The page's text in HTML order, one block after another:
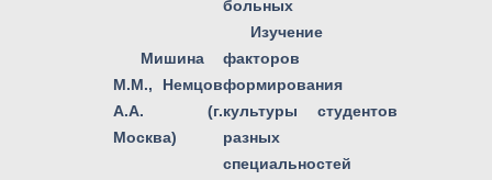
больных
Мишина
М.М., Немцов
А.А. (г.
Москва)
Изучение
факторов
формирования
культуры студентов
разных
специальностей